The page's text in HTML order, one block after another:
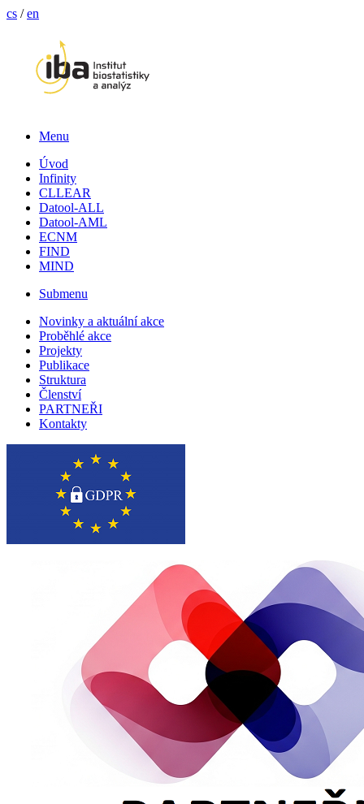
cs /en
Menu
Úvod
Infinity
CLLEAR
Datool-ALL
Datool-AML
ECNM
FIND
MIND
Submenu
Novinky a aktuální akce
Proběhlé akce
Projekty
Publikace
Struktura
Členství
PARTNEŘI
Kontakty